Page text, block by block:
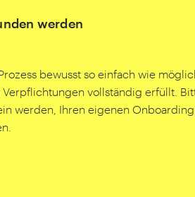
werden
bewusst so einfach wie
vollständig erfüllt.
werden, Ihren eigenen